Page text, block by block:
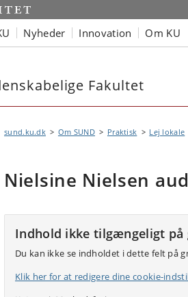
Nyheder Innovation Om KU
Fakultet
sund.ku.dk Om SUND Praktisk Lej lokale
Nielsine Nielsen
Indhold ikke tilgængeligt på
Du kan ikke se indholdet i dette felt på
Klik her for at redigere dine cookie-